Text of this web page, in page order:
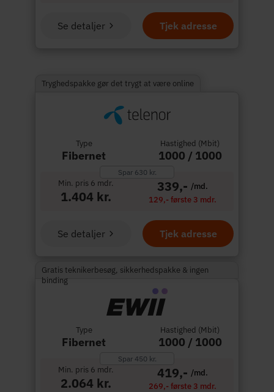
Tjek adresse
Se detaljer
Tryghedspakke gør det trygt at være online
Type
Fibernet
Hastighed (Mbit)
1000 / 1000
Spar 630 kr.
Min. pris 6 mdr.
1.404 kr.
339,- /md.
129,- første 3 mdr.
Tjek adresse
Se detaljer
Gratis teknikerbesøg, sikkerhedspakke & ingen
binding
Type
Fibernet
Hastighed (Mbit)
1000 / 1000
Spar 450 kr.
Min. pris 6 mdr.
2.064 kr.
419,- /md.
269,- første 3 mdr.